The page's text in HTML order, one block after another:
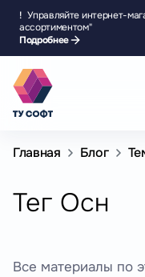
! Управляйте интернет-
ассортиментом"
Подробнее
Главная Блог
Тег Осн
Все материалы по